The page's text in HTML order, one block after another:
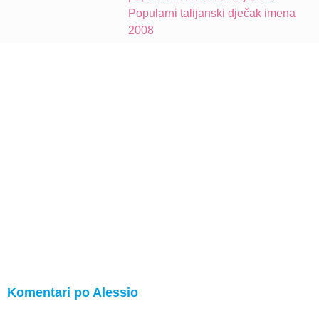
Popularni talijanski dječak imena
2008
Komentari po Alessio